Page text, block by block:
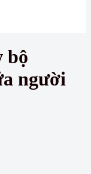
bộ
người